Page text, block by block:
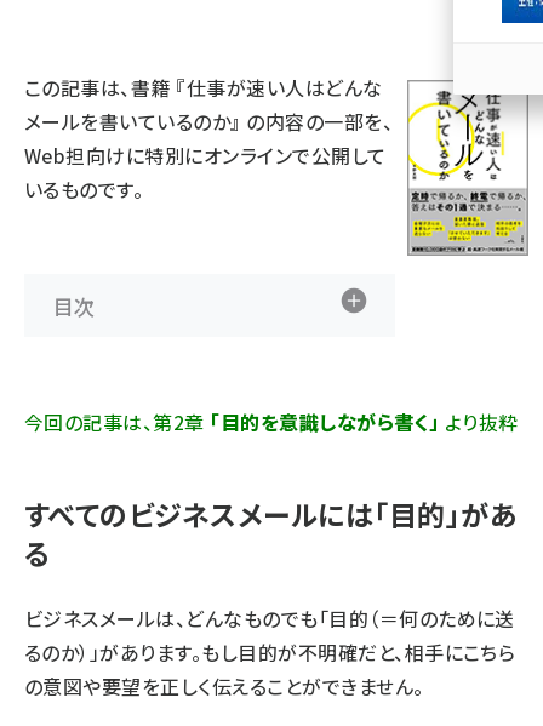
この記事は、書籍 『仕事が速い人はどんな
メールを書いているのか』 の内容の一部を、
Web担向けに特別にオンラインで公開して
いるものです。
目次
今回の記事は、第2章 「目的を意識しながら書く」 より抜粋
すべてのビジネスメールには「目的」があ
る
ビジネスメールは、どんなものでも「目的（＝何のために送
るのか）」があります。もし目的が不明確だと、相手にこちら
の意図や要望を正しく伝えることができません。